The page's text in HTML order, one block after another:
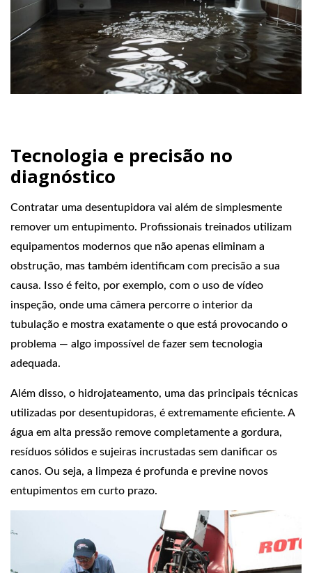
Tecnologia e precisão no
diagnóstico
Contratar uma desentupidora vai além de simplesmente
remover um entupimento. Profissionais treinados utilizam
equipamentos modernos que não apenas eliminam a
obstrução, mas também identificam com precisão a sua
causa. Isso é feito, por exemplo, com o uso de vídeo
inspeção, onde uma câmera percorre o interior da
tubulação e mostra exatamente o que está provocando o
problema — algo impossível de fazer sem tecnologia
adequada.
Além disso, o hidrojateamento, uma das principais técnicas
utilizadas por desentupidoras, é extremamente eficiente. A
água em alta pressão remove completamente a gordura,
resíduos sólidos e sujeiras incrustadas sem danificar os
canos. Ou seja, a limpeza é profunda e previne novos
entupimentos em curto prazo.